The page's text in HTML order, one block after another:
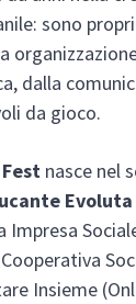
sono
dalla
da gioco.
nasce nel
Impresa
Insieme